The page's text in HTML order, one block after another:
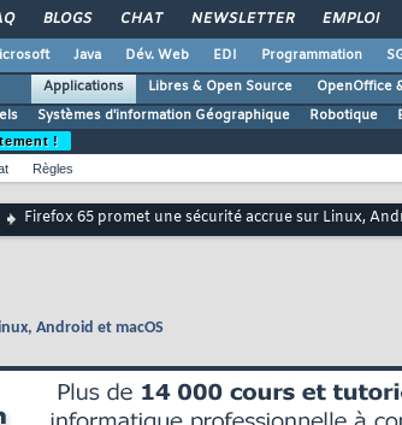
BLOGS CHAT NEWSLETTER EMPLOI
Java Dév. Web EDI Programmation
Applications
Libres & Open Source OpenOffice
Systèmes d'information Géographique Robotique
!
Règles
Firefox 65 promet une sécurité accrue sur Linux,
Android et macOS